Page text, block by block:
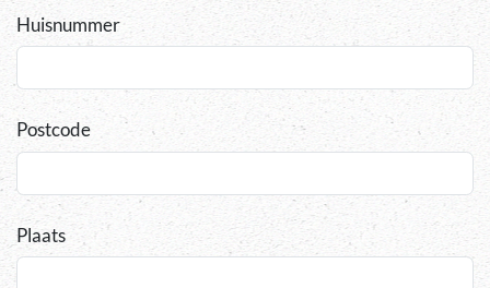
Huisnummer
Postcode
Plaats